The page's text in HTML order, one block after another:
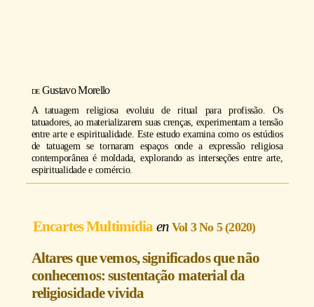
Gustavo Morello
A tatuagem religiosa evoluiu de ritual para profissão. Os
tatuadores, ao materializarem suas crenças, experimentam a tensão
entre arte e espiritualidade. Este estudo examina como os estúdios
de tatuagem se tornaram espaços onde a expressão religiosa
contemporânea é moldada, explorando as interseções entre arte,
espiritualidade e comércio.
Encartes Multimídia Vol 3 No 5 (2020)
Altares que vemos, significados que não
conhecemos: sustentação material da
religiosidade vivida